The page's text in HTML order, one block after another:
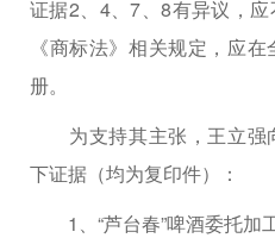
证据2、4、7、8有异议，
《商标法》相关规定，应
册。
为支持其主张，王立强
下证据（均为复印件）：
1、“芦台春”啤酒委托加